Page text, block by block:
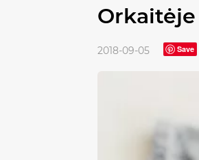
2018-09-05 Save